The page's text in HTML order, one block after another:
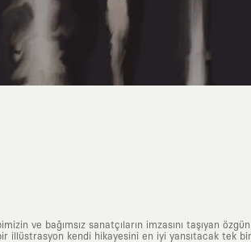
ve bağımsız sanatçıların imzasını taşıyan
illüstrasyon kendi hikayesini en iyi yansıtacak tek